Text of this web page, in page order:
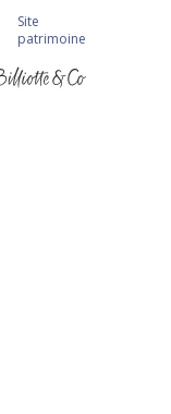
Site
patrimoine